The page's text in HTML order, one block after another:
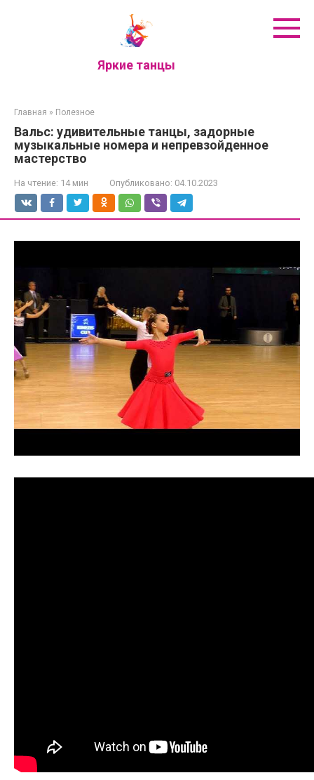
Яркие танцы
Главная » Полезное
Вальс: удивительные танцы, задорные
музыкальные номера и непревзойденное
мастерство
На чтение: 14 мин Опубликовано: 04.10.2023